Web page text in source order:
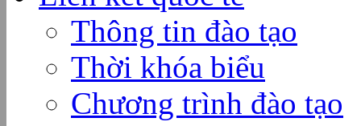
Thông tin đào tạo
Thời khóa biểu
Chương trình đào tạo